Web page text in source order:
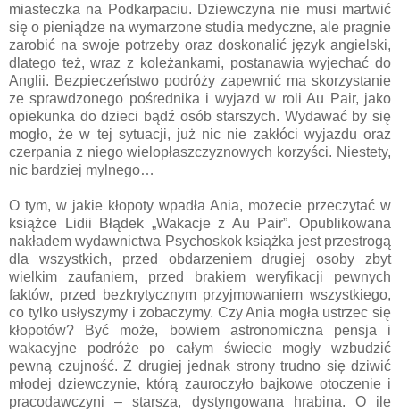
miasteczka na Podkarpaciu. Dziewczyna nie musi martwić
się o pieniądze na wymarzone studia medyczne, ale pragnie
zarobić na swoje potrzeby oraz doskonalić język angielski,
dlatego też, wraz z koleżankami, postanawia wyjechać do
Anglii. Bezpieczeństwo podróży zapewnić ma skorzystanie
ze sprawdzonego pośrednika i wyjazd w roli Au Pair, jako
opiekunka do dzieci bądź osób starszych. Wydawać by się
mogło, że w tej sytuacji, już nic nie zakłóci wyjazdu oraz
czerpania z niego wielopłaszczyznowych korzyści. Niestety,
nic bardziej mylnego…
O tym, w jakie kłopoty wpadła Ania, możecie przeczytać w
książce Lidii Błądek „Wakacje z Au Pair”. Opublikowana
nakładem wydawnictwa Psychoskok książka jest przestrogą
dla wszystkich, przed obdarzeniem drugiej osoby zbyt
wielkim zaufaniem, przed brakiem weryfikacji pewnych
faktów, przed bezkrytycznym przyjmowaniem wszystkiego,
co tylko usłyszymy i zobaczymy. Czy Ania mogła ustrzec się
kłopotów? Być może, bowiem astronomiczna pensja i
wakacyjne podróże po całym świecie mogły wzbudzić
pewną czujność. Z drugiej jednak strony trudno się dziwić
młodej dziewczynie, którą zauroczyło bajkowe otoczenie i
pracodawczyni – starsza, dystyngowana hrabina. O ile